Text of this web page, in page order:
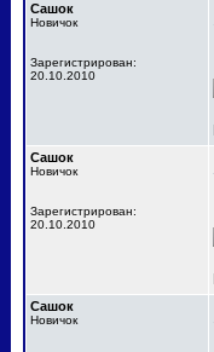
Сашок
Новичок
Зарегистрирован:
20.10.2010
Сашок
Новичок
Зарегистрирован:
20.10.2010
Сашок
Новичок